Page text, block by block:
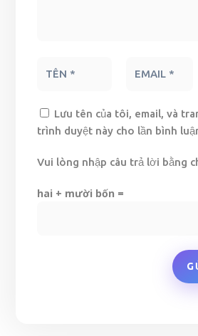
Lưu tên của tôi, email, và
trình duyệt này cho lần bình
Vui lòng nhập câu trả lời bằng
hai + mười bốn =